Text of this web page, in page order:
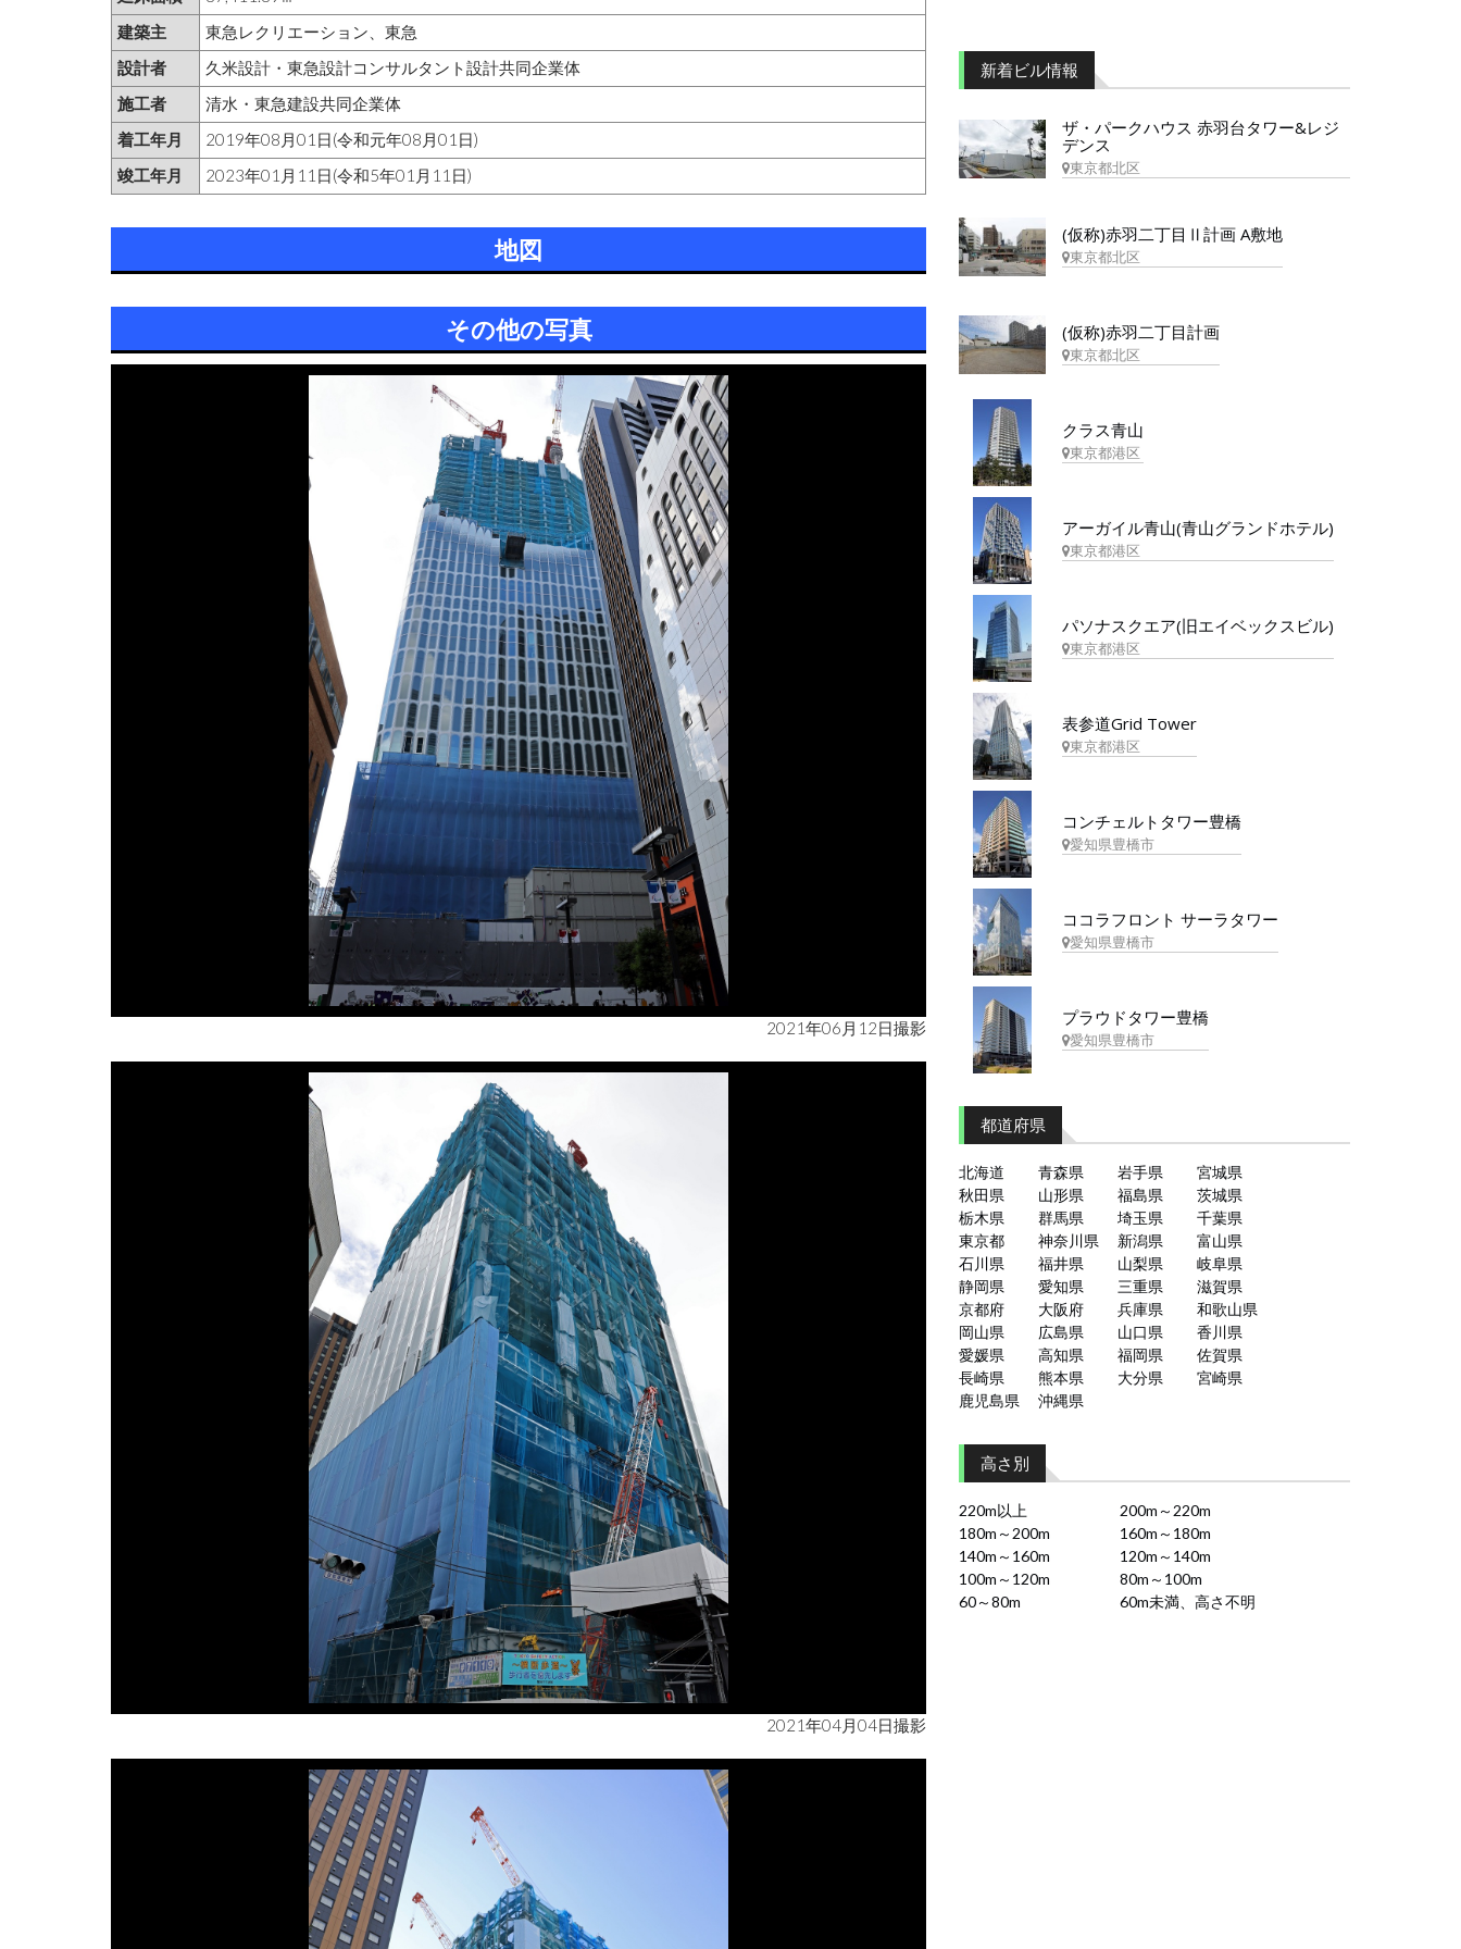
建築主
東急レクリエーション、東急
設計者
久米設計・東急設計コンサルタント設計共同企業体
施工者
清水・東急建設共同企業体
着工年月
2019年08月01日(令和元年08月01日)
竣工年月
2023年01月11日(令和5年01月11日)
地図
その他の写真
2021年06月12日撮影
2021年04月04日撮影
新着ビル情報
ザ・パークハウス 赤羽台タワー&レジ
デンス
東京都北区
(仮称)赤羽二丁目Ⅱ計画 A敷地
東京都北区
(仮称)赤羽二丁目計画
東京都北区
クラス青山
東京都港区
アーガイル青山(青山グランドホテル)
東京都港区
パソナスクエア(旧エイベックスビル)
東京都港区
表参道Grid Tower
東京都港区
コンチェルトタワー豊橋
愛知県豊橋市
ココラフロント サーラタワー
愛知県豊橋市
プラウドタワー豊橋
愛知県豊橋市
都道府県
北海道 青森県 岩手県
宮城県
秋田県
山形県 福島県
茨城県
栃木県
群馬県 埼玉県
千葉県
東京都
神奈川県 新潟県
富山県
石川県
福井県 山梨県
岐阜県
静岡県
愛知県 三重県
滋賀県
京都府
大阪府 兵庫県
和歌山県
岡山県
広島県 山口県
香川県
愛媛県
高知県 福岡県
佐賀県
長崎県
熊本県 大分県
宮崎県
鹿児島県
沖縄県
高さ別
220m以上
200m～220m
180m～200m
160m～180m
140m～160m
120m～140m
100m～120m
80m～100m
60～80m
60m未満、高さ不明